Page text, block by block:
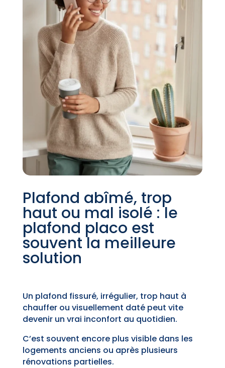
Plafond abîmé, trop
haut ou mal isolé : le
plafond placo est
souvent la meilleure
solution
Un plafond fissuré, irrégulier, trop haut à
chauffer ou visuellement daté peut vite
devenir un vrai inconfort au quotidien.
C’est souvent encore plus visible dans les
logements anciens ou après plusieurs
rénovations partielles.